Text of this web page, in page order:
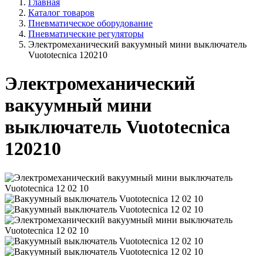
Каталог товаров
Пневматическое оборудование
Пневматические регуляторы
Электромеханический вакуумный мини выключатель
Vuototecnica 120210
Электромеханический
вакуумный мини
выключатель Vuototecnica
120210